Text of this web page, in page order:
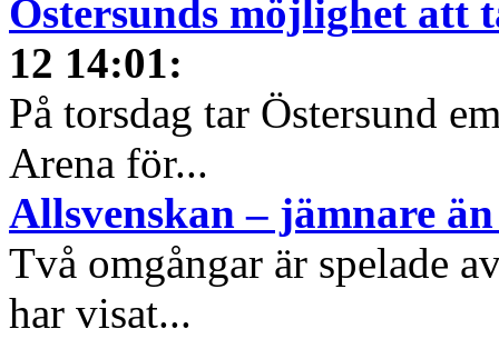
Östersunds möjlighet att
12 14:01:
På torsdag tar Östersund
Arena för...
Allsvenskan – jämnare
Två omgångar är spelade
har visat...